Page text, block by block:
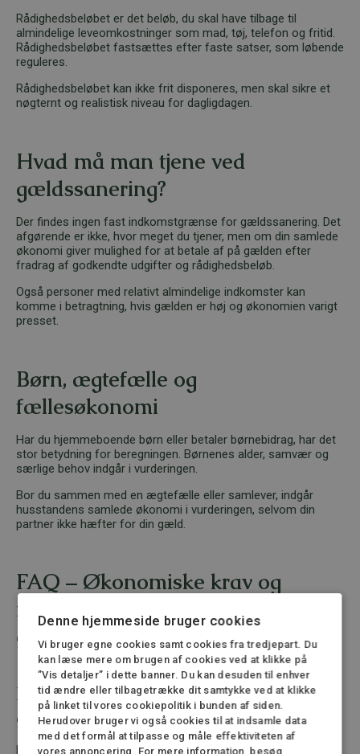
Rådighedsbeløbet er det beløb, du skal have tilbage til
almindelige leveomkostninger som mad, tøj, telefon og fritid.
Rådighedsbeløbet fastsættes efter faste satser, som løbende
reguleres.
Rådighedsbeløbet kan ikke frit disponeres, men skal sikre et
nøgternt og realistisk niveau for dagligdagen.
Hvad må man tjene ved
gældssanering?
Der findes ingen fast indkomstgrænse for gældssanering. Det
afgørende er ikke, hvor meget du tjener, men om din samlede
økonomi giver mulighed for at betale af på gælden efter
fradrag af godkendte udgifter og rådighedsbeløb.
Også personer med relativt almindelige indkomster kan
komme i betragtning, hvis gælden er høj og økonomien varigt
presset.
Børn, ægtefælle og
fællesøkonomi
Har du hjemmeboende børn eller betaler børnebidrag, har det
stor betydning for beregningen. Børnenes alder, samvær og
særlige behov indgår i vurderingen.
Bor du sammen med en ægtefælle eller samlever, indgår
husstandens samlede økonomi i vurderingen, selvom din
partner ikke hæfter for din gæld.
FAQ – Økonomiske krav og
rådighedsbeløb ved
gældssanering
Hvad er rådighedsbeløbet ved
gældssanering?
Et fastsat beløb til almindelige leveomkostninger.
Denne hjemmeside bruger cookies
Vi bruger egne cookies samt cookies fra tredjepart. Du
kan læse mere om brugen af cookies ved at klikke på
”Vis detaljer” i dette banner. Du kan desuden til enhver
tid ændre eller tilbagetrække dit samtykke ved at klikke
på linket til vores cookiepolitik i bunden af siden.
Herudover bruger vi også cookies til at indsamle data
med det formål at tilpasse og måle effektiviteten af
vores annoncering. For mere information, besøg